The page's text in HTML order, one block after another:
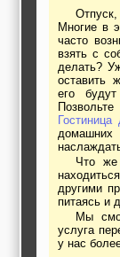
заводы,
кино,
экстим
ремонт:
работы,
Отпуск, отдых. Как сладко звучат эти слова.
Многие в
часто
взять с
делать?
оставить
его
домашних
Что же мы предлагаем? Ваш питомец будет
другими
питаясь и
Мы сможем разместить всех животных, хотя
услуга
у нас